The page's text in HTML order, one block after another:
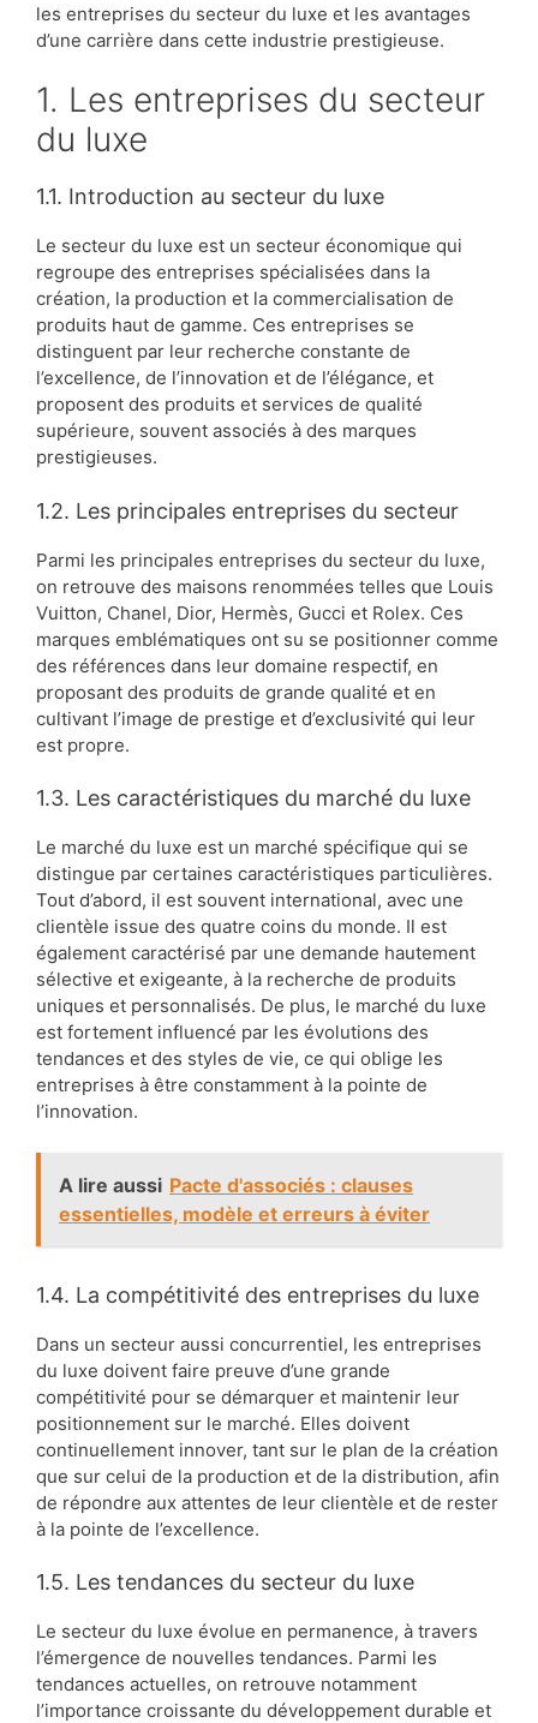
les entreprises du secteur du luxe et les avantages
d’une carrière dans cette industrie prestigieuse.
1. Les entreprises du secteur
du luxe
1.1. Introduction au secteur du luxe
Le secteur du luxe est un secteur économique qui
regroupe des entreprises spécialisées dans la
création, la production et la commercialisation de
produits haut de gamme. Ces entreprises se
distinguent par leur recherche constante de
l’excellence, de l’innovation et de l’élégance, et
proposent des produits et services de qualité
supérieure, souvent associés à des marques
prestigieuses.
1.2. Les principales entreprises du secteur
Parmi les principales entreprises du secteur du luxe,
on retrouve des maisons renommées telles que Louis
Vuitton, Chanel, Dior, Hermès, Gucci et Rolex. Ces
marques emblématiques ont su se positionner comme
des références dans leur domaine respectif, en
proposant des produits de grande qualité et en
cultivant l’image de prestige et d’exclusivité qui leur
est propre.
1.3. Les caractéristiques du marché du luxe
Le marché du luxe est un marché spécifique qui se
distingue par certaines caractéristiques particulières.
Tout d’abord, il est souvent international, avec une
clientèle issue des quatre coins du monde. Il est
également caractérisé par une demande hautement
sélective et exigeante, à la recherche de produits
uniques et personnalisés. De plus, le marché du luxe
est fortement influencé par les évolutions des
tendances et des styles de vie, ce qui oblige les
entreprises à être constamment à la pointe de
l’innovation.
A lire aussi Pacte d'associés : clauses
essentielles, modèle et erreurs à éviter
1.4. La compétitivité des entreprises du luxe
Dans un secteur aussi concurrentiel, les entreprises
du luxe doivent faire preuve d’une grande
compétitivité pour se démarquer et maintenir leur
positionnement sur le marché. Elles doivent
continuellement innover, tant sur le plan de la création
que sur celui de la production et de la distribution, afin
de répondre aux attentes de leur clientèle et de rester
à la pointe de l’excellence.
1.5. Les tendances du secteur du luxe
Le secteur du luxe évolue en permanence, à travers
l’émergence de nouvelles tendances. Parmi les
tendances actuelles, on retrouve notamment
l’importance croissante du développement durable et